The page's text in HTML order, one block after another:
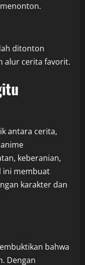
ditonton
alur cerita favorit.
antara cerita,
keberanian,
ini membuat
karakter dan
bahwa
Dengan